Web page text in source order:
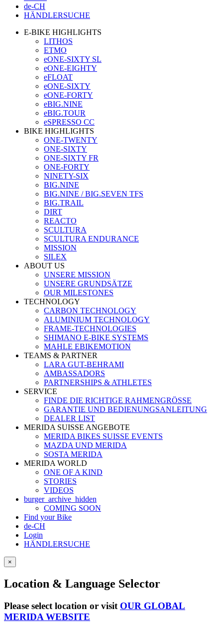
de-CH
HÄNDLERSUCHE
E-BIKE HIGHLIGHTS
LITHOS
ETMO
eONE-SIXTY SL
eONE-EIGHTY
eFLOAT
eONE-SIXTY
eONE-FORTY
eBIG.NINE
eBIG.TOUR
eSPRESSO CC
BIKE HIGHLIGHTS
ONE-TWENTY
ONE-SIXTY
ONE-SIXTY FR
ONE-FORTY
NINETY-SIX
BIG.NINE
BIG.NINE / BIG.SEVEN TFS
BIG.TRAIL
DIRT
REACTO
SCULTURA
SCULTURA ENDURANCE
MISSION
SILEX
ABOUT US
UNSERE MISSION
UNSERE GRUNDSÄTZE
OUR MILESTONES
TECHNOLOGY
CARBON TECHNOLOGY
ALUMINIUM TECHNOLOGY
FRAME-TECHNOLOGIES
SHIMANO E-BIKE SYSTEMS
MAHLE EBIKEMOTION
TEAMS & PARTNER
LARA GUT-BEHRAMI
AMBASSADORS
PARTNERSHIPS & ATHLETES
SERVICE
FINDE DIE RICHTIGE RAHMENGRÖSSE
GARANTIE UND BEDIENUNGSANLEITUNG
DEALER LIST
MERIDA SUISSE ANGEBOTE
MERIDA BIKES SUISSE EVENTS
MAZDA UND MERIDA
SOSTA MERIDA
MERIDA WORLD
ONE OF A KIND
STORIES
VIDEOS
burger_archive_hidden
COMING SOON
Find your Bike
de-CH
Login
HÄNDLERSUCHE
×
Location & Language Selector
Please select location or visit OUR GLOBAL
MERIDA WEBSITE